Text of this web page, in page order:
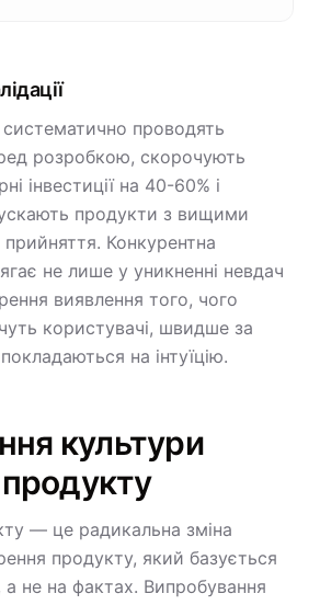
проводять
розробкою, скорочують
інвестиції на 40-60% і
продукти з вищими
Конкурентна
не лише у уникненні невдач
виявлення того, чого
користувачі, швидше за
на інтуїцію.
культури
продукту
— це радикальна зміна
продукту, який базується
не на фактах. Випробування